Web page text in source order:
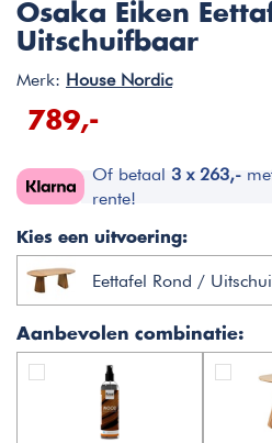
Osaka Eiken
Uitschuifbaar
Merk: House Nordic
789,-
Of betaal 3 x 263,-
rente!
Kies een uitvoering:
Eettafel Rond /
Aanbevolen combinatie: